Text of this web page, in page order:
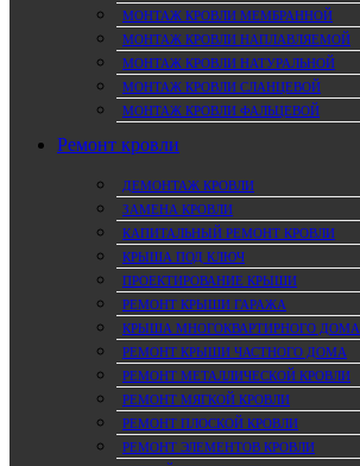
МОНТАЖ КРОВЛИ МЕМБРАННОЙ
МОНТАЖ КРОВЛИ НАПЛАВЛЯЕМОЙ
МОНТАЖ КРОВЛИ НАТУРАЛЬНОЙ
МОНТАЖ КРОВЛИ СЛАНЦЕВОЙ
МОНТАЖ КРОВЛИ ФАЛЬЦЕВОЙ
Ремонт кровли
ДЕМОНТАЖ КРОВЛИ
ЗАМЕНА КРОВЛИ
КАПИТАЛЬНЫЙ РЕМОНТ КРОВЛИ
КРЫША ПОД КЛЮЧ
ПРОЕКТИРОВАНИЕ КРЫШИ
РЕМОНТ КРЫШИ ГАРАЖА
КРЫША МНОГОКВАРТИРНОГО ДОМА
РЕМОНТ КРЫШИ ЧАСТНОГО ДОМА
РЕМОНТ МЕТАЛЛИЧЕСКОЙ КРОВЛИ
РЕМОНТ МЯГКОЙ КРОВЛИ
РЕМОНТ ПЛОСКОЙ КРОВЛИ
РЕМОНТ ЭЛЕМЕНТОВ КРОВЛИ